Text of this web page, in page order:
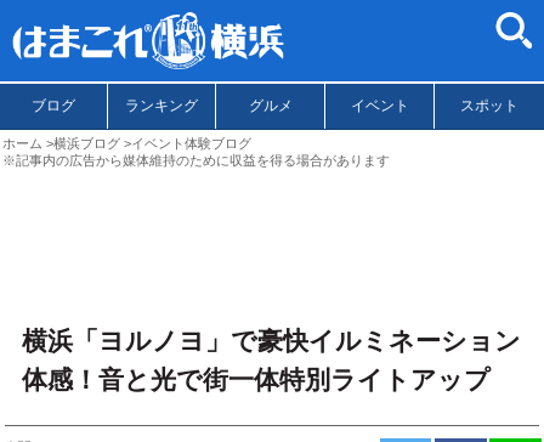
ブログ ランキング グルメ イベント スポット
ホーム 横浜ブログ
イベント体験ブログ
※記事内の広告から媒体維持のために収益を得る場合があります
横浜「ヨルノヨ」で豪快イルミネーション
体感！音と光で街一体特別ライトアップ